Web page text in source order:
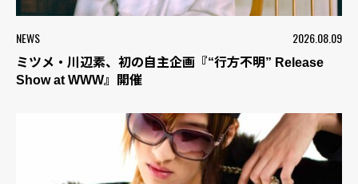
NEWS 2026.08.09
ミツメ・川辺素、初の自主企画『“行方不明” Release
Show at WWW』開催